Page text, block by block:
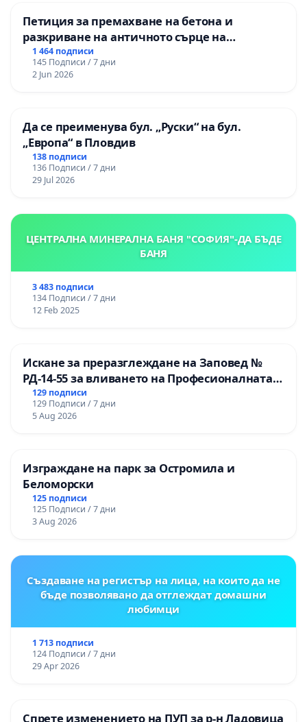
Петиция за премахване на бетона и
разкриване на античното сърце на
Могиланската могила във Враца
1 464 подписи
145 Подписи / 7 дни
2 Jun 2026
Да се преименува бул. „Руски“ на бул.
„Европа“ в Пловдив
138 подписи
136 Подписи / 7 дни
29 Jul 2026
ЦЕНТРАЛНА МИНЕРАЛНА БАНЯ "СОФИЯ"-ДА БЪДЕ
БАНЯ
3 483 подписи
134 Подписи / 7 дни
12 Feb 2025
Искане за преразглеждане на Заповед №
РД-14-55 за вливането на Професионалната
гимназия по промишлени технологии в
Професионалната гимназия по икономика и
мениджмънт – гр. Пазарджик
129 подписи
129 Подписи / 7 дни
5 Aug 2026
Изграждане на парк за Остромила и
Беломорски
125 подписи
125 Подписи / 7 дни
3 Aug 2026
Създаване на регистър на лица, на които да не
бъде позволявано да отглеждат домашни
любимци
1 713 подписи
124 Подписи / 7 дни
29 Apr 2026
Спрете изменението на ПУП за р-н Ладовица